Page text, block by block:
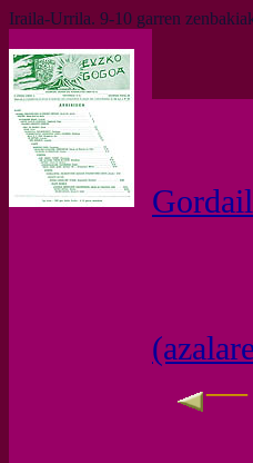
Iraila-Urrila. 9-10 garren
—